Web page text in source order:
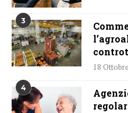
3
18
4